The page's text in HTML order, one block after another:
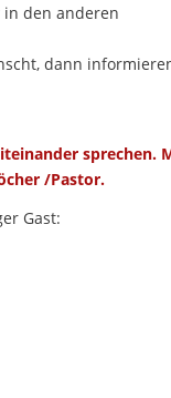
den anderen
dann
sprechen.
/Pastor.
Gast: